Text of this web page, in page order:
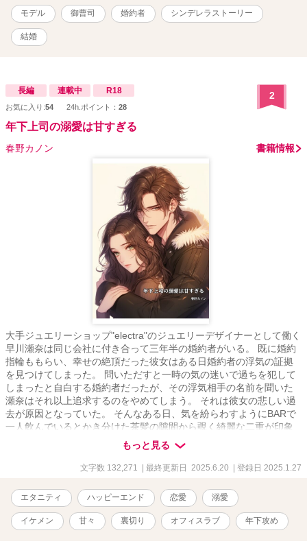
モデル 御曹司 婚約者 シンデレラストーリー
結婚
長編 連載中 R18
お気に入り:54 24h.ポイント： 28
2
年下上司の溺愛は甘すぎる
春野カノン 書籍情報
大手ジュエリーショップ"electra"のジュエリーデザイナーとして働く
早川瀬奈は同じ会社に付き合って三年半の婚約者がいる。 既に婚約
指輪ももらい、幸せの絶頂だった彼女はある日婚約者の浮気の証拠
を見つけてしまった。 問いただすと一時の気の迷いで過ちを犯して
しまったと自白する婚約者だったが、その浮気相手の名前を聞いた
瀬奈はそれ以上追求するのをやめてしまう。 それは彼女の悲しい過
去が原因となっていた。 そんなある日、気を紛らわすようにBARで
一人飲んでいるとかき分けた茶髪の隙間から覗く綺麗な二重が印象
的のイケメン九条夏樹に出会う。 彼はオーダーメイドのジュエリー
ショップを経営する若きオーナーだった。 身体の関係から始まる本
当の愛の物語。 二人きりの時の夏樹はとびきり甘く、そして強引な
り元婚約者なのか、それとも身体の関係から始まった夏樹なのか。
そして瀬奈の心にのしかかる過去の出来事は一体⋯⋯。 ※表紙はニ
ジジャーニーで作成しました
もっと見る
文字数 132,271 | 最終更新日 2025.6.20 | 登録日 2025.1.27
エタニティ ハッピーエンド 恋愛 溺愛
イケメン 甘々 裏切り オフィスラブ 年下攻め